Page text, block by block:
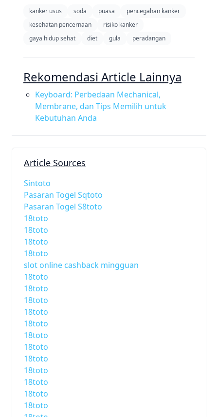
kanker usus soda puasa
pencegahan kanker
kesehatan pencernaan
risiko kanker
gaya hidup sehat
diet gula peradangan
Rekomendasi Article Lainnya
Keyboard: Perbedaan Mechanical,
Membrane, dan Tips Memilih untuk
Kebutuhan Anda
Article Sources
Sintoto
Pasaran Togel Sqtoto
Pasaran Togel S8toto
18toto
18toto
18toto
18toto
slot online cashback mingguan
18toto
18toto
18toto
18toto
18toto
18toto
18toto
18toto
18toto
18toto
18toto
18toto